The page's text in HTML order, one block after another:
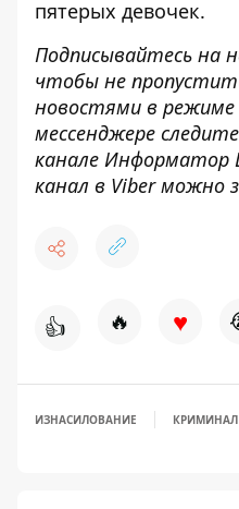
пятерых девочек.
Подписывайтесь на
чтобы не
новостями в режиме
мессенджере
канале Информатор
канал в Viber можно
👍 🔥 ♥
ИЗНАСИЛОВАНИЕ КРИМИНАЛ